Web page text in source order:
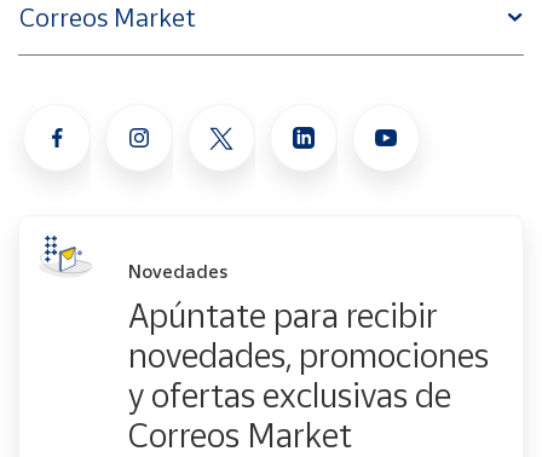
Correos Market
Novedades
Apúntate para recibir
novedades, promociones
y ofertas exclusivas de
Correos Market